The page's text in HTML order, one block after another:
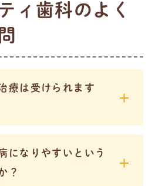
ィ歯科のよく
療は受けられます
になりやすいという
？